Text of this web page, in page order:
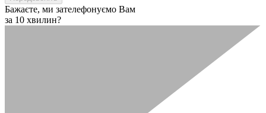
Бажаєте, ми зателефонуємо Вам
за 10 хвилин?